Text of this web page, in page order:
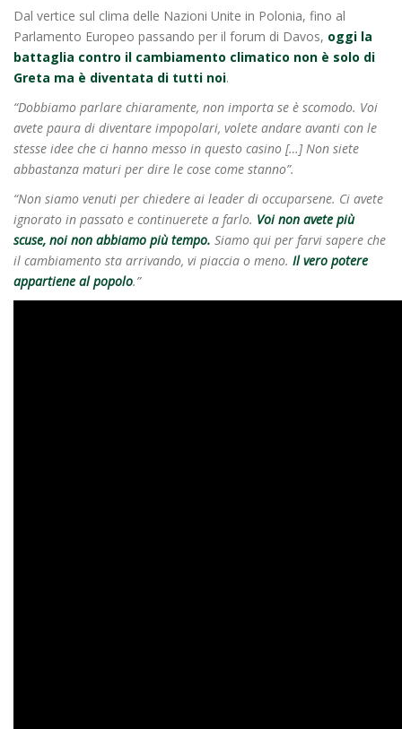
Dal vertice sul clima delle Nazioni Unite in Polonia, fino al
Parlamento Europeo passando per il forum di Davos, oggi la
battaglia contro il cambiamento climatico non è solo di
Greta ma è diventata di tutti noi.
“Dobbiamo parlare chiaramente, non importa se è scomodo. Voi
avete paura di diventare impopolari, volete andare avanti con le
stesse idee che ci hanno messo in questo casino […] Non siete
abbastanza maturi per dire le cose come stanno”.
“Non siamo venuti per chiedere ai leader di occuparsene. Ci avete
ignorato in passato e continuerete a farlo. Voi non avete più
scuse, noi non abbiamo più tempo. Siamo qui per farvi sapere che
il cambiamento sta arrivando, vi piaccia o meno. Il vero potere
appartiene al popolo.”